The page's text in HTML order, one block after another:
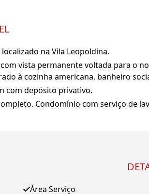
na Vila Leopoldina.
vista permanente voltada para o
à cozinha americana, banheiro
com depósito privativo.
Condomínio com serviço de
Área Serviço